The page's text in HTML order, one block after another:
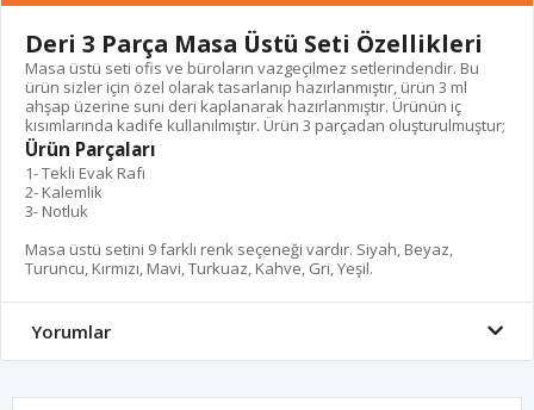
Deri 3 Parça Masa Üstü Seti Özellikleri
Masa üstü seti ofis ve büroların vazgeçilmez setlerindendir. Bu
ürün sizler için özel olarak tasarlanıp hazırlanmıştır, ürün 3 ml
ahşap üzerine suni deri kaplanarak hazırlanmıştır. Ürünün iç
kısımlarında kadife kullanılmıştır. Ürün 3 parçadan oluşturulmuştur;
Ürün Parçaları
1- Tekli Evak Rafı
2- Kalemlik
3- Notluk
Masa üstü setini 9 farklı renk seçeneği vardır. Siyah, Beyaz,
Turuncu, Kırmızı, Mavi, Turkuaz, Kahve, Gri, Yeşil.
Yorumlar